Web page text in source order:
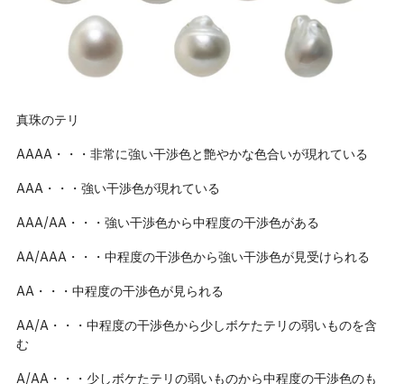
真珠のテリ
AAAA・・・非常に強い干渉色と艶やかな色合いが現れている
AAA・・・強い干渉色が現れている
AAA/AA・・・強い干渉色から中程度の干渉色がある
AA/AAA・・・中程度の干渉色から強い干渉色が見受けられる
AA・・・中程度の干渉色が見られる
AA/A・・・中程度の干渉色から少しボケたテリの弱いものを含
む
A/AA・・・少しボケたテリの弱いものから中程度の干渉色のも